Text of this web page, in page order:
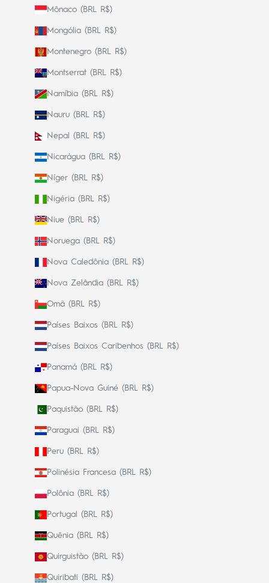
Mônaco (BRL R$)
Mongólia (BRL R$)
Montenegro (BRL R$)
Montserrat (BRL R$)
Namíbia (BRL R$)
Nauru (BRL R$)
Nepal (BRL R$)
Nicarágua (BRL R$)
Níger (BRL R$)
Nigéria (BRL R$)
Niue (BRL R$)
Noruega (BRL R$)
Nova Caledônia (BRL R$)
Nova Zelândia (BRL R$)
Omã (BRL R$)
Países Baixos (BRL R$)
Países Baixos Caribenhos (BRL R$)
Panamá (BRL R$)
Papua-Nova Guiné (BRL R$)
Paquistão (BRL R$)
Paraguai (BRL R$)
Peru (BRL R$)
Polinésia Francesa (BRL R$)
Polônia (BRL R$)
Portugal (BRL R$)
Quênia (BRL R$)
Quirguistão (BRL R$)
Quiribati (BRL R$)